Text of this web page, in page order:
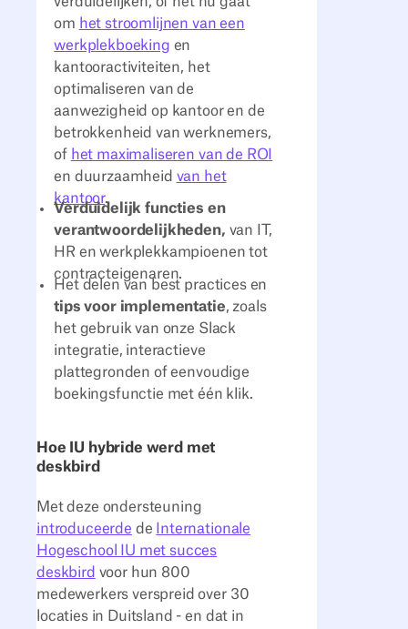
om het stroomlijnen van een
werkplekboeking en
kantooractiviteiten, het
optimaliseren van de
aanwezigheid op kantoor en de
betrokkenheid van werknemers,
of het maximaliseren van de ROI
en duurzaamheid van het
kantoor.
Verduidelijk functies en
verantwoordelijkheden, van IT,
HR en werkplekkampioenen tot
contracteigenaren.
Het delen van best practices en
tips voor implementatie, zoals
het gebruik van onze Slack
integratie, interactieve
plattegronden of eenvoudige
boekingsfunctie met één klik.
Hoe IU hybride werd met
deskbird
Met deze ondersteuning
introduceerde de
Internationale
Hogeschool IU met succes
deskbird voor hun 800
medewerkers verspreid over 30
locaties in Duitsland - en dat in